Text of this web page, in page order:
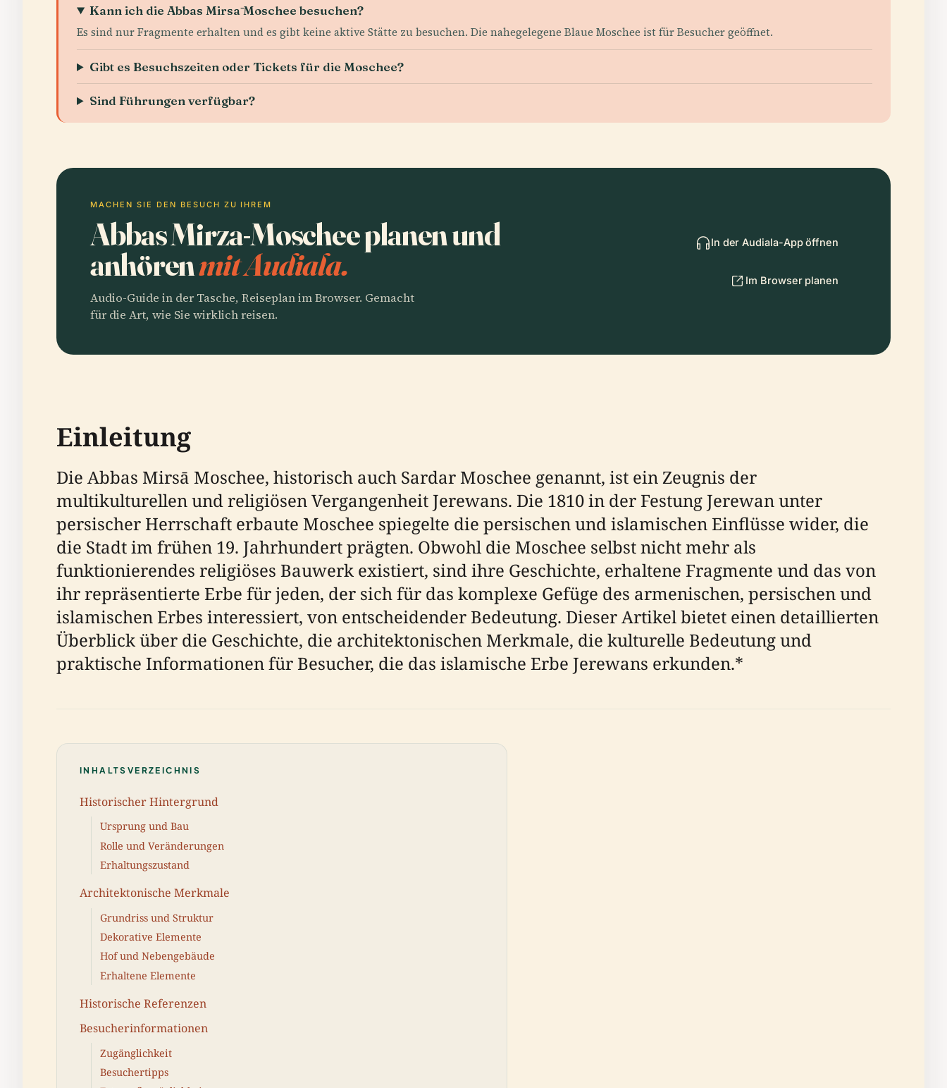
Kann ich die Abbas Mirsā Moschee besuchen?
Es sind nur Fragmente erhalten und es gibt keine aktive Stätte zu besuchen. Die nahegelegene Blaue Moschee ist für Besucher geöffnet.
Gibt es Besuchszeiten oder Tickets für die Moschee?
Sind Führungen verfügbar?
MACHEN SIE DEN BESUCH ZU IHREM
Abbas Mirza-Moschee planen und
anhörenmit Audiala.
Audio-Guide in der Tasche, Reiseplan im Browser. Gemacht
für die Art, wie Sie wirklich reisen.
In der Audiala-App öffnen
Im Browser planen
Einleitung
Die Abbas Mirsā Moschee, historisch auch Sardar Moschee genannt, ist ein Zeugnis der
multikulturellen und religiösen Vergangenheit Jerewans. Die 1810 in der Festung Jerewan unter
persischer Herrschaft erbaute Moschee spiegelte die persischen und islamischen Einflüsse wider, die
die Stadt im frühen 19. Jahrhundert prägten. Obwohl die Moschee selbst nicht mehr als
funktionierendes religiöses Bauwerk existiert, sind ihre Geschichte, erhaltene Fragmente und das von
ihr repräsentierte Erbe für jeden, der sich für das komplexe Gefüge des armenischen, persischen und
islamischen Erbes interessiert, von entscheidender Bedeutung. Dieser Artikel bietet einen detaillierten
Überblick über die Geschichte, die architektonischen Merkmale, die kulturelle Bedeutung und
praktische Informationen für Besucher, die das islamische Erbe Jerewans erkunden.*
INHALTSVERZEICHNIS
Historischer Hintergrund
Ursprung und Bau
Rolle und Veränderungen
Erhaltungszustand
Architektonische Merkmale
Grundriss und Struktur
Dekorative Elemente
Hof und Nebengebäude
Erhaltene Elemente
Historische Referenzen
Besucherinformationen
Zugänglichkeit
Besuchertipps